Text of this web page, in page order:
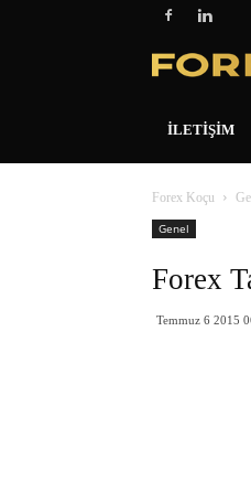
İLETIŞIM
Forex Koçu
Genel
Forex
Temmuz 6 2015